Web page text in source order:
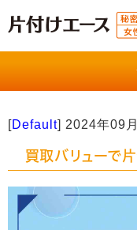
[Default] 2024年09
買取バリューで